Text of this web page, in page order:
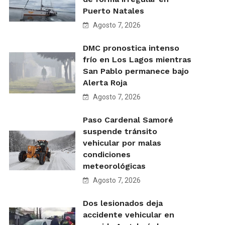
Puerto Natales
Agosto 7, 2026
DMC pronostica intenso
frío en Los Lagos mientras
San Pablo permanece bajo
Alerta Roja
Agosto 7, 2026
Paso Cardenal Samoré
suspende tránsito
vehicular por malas
condiciones
meteorológicas
Agosto 7, 2026
Dos lesionados deja
accidente vehicular en